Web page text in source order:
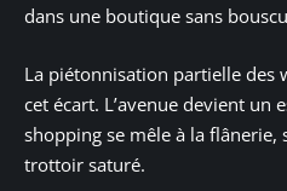
dans une boutique sans
La piétonnisation partielle des
cet écart. L’avenue devient un
shopping se mêle à la flânerie,
trottoir saturé.